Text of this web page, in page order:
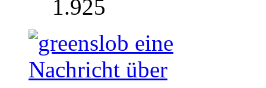
1.925